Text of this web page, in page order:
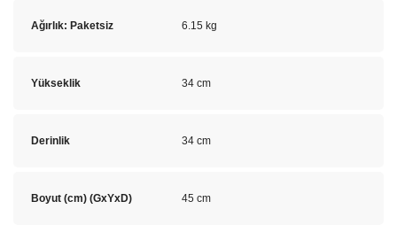
Ağırlık: Paketsiz 6.15 kg
Yükseklik 34 cm
Derinlik 34 cm
Boyut (cm) (GxYxD) 45 cm